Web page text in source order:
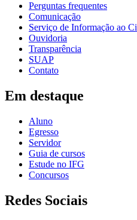
Perguntas frequentes
Comunicação
Serviço de Informação ao
Ouvidoria
Transparência
SUAP
Contato
Em destaque
Aluno
Egresso
Servidor
Guia de cursos
Estude no IFG
Concursos
Redes Sociais